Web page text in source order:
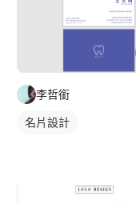
李哲銜
名片設計